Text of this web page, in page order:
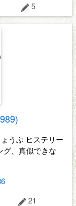
5
うぶ ヒステリー
グ、真似できな
21